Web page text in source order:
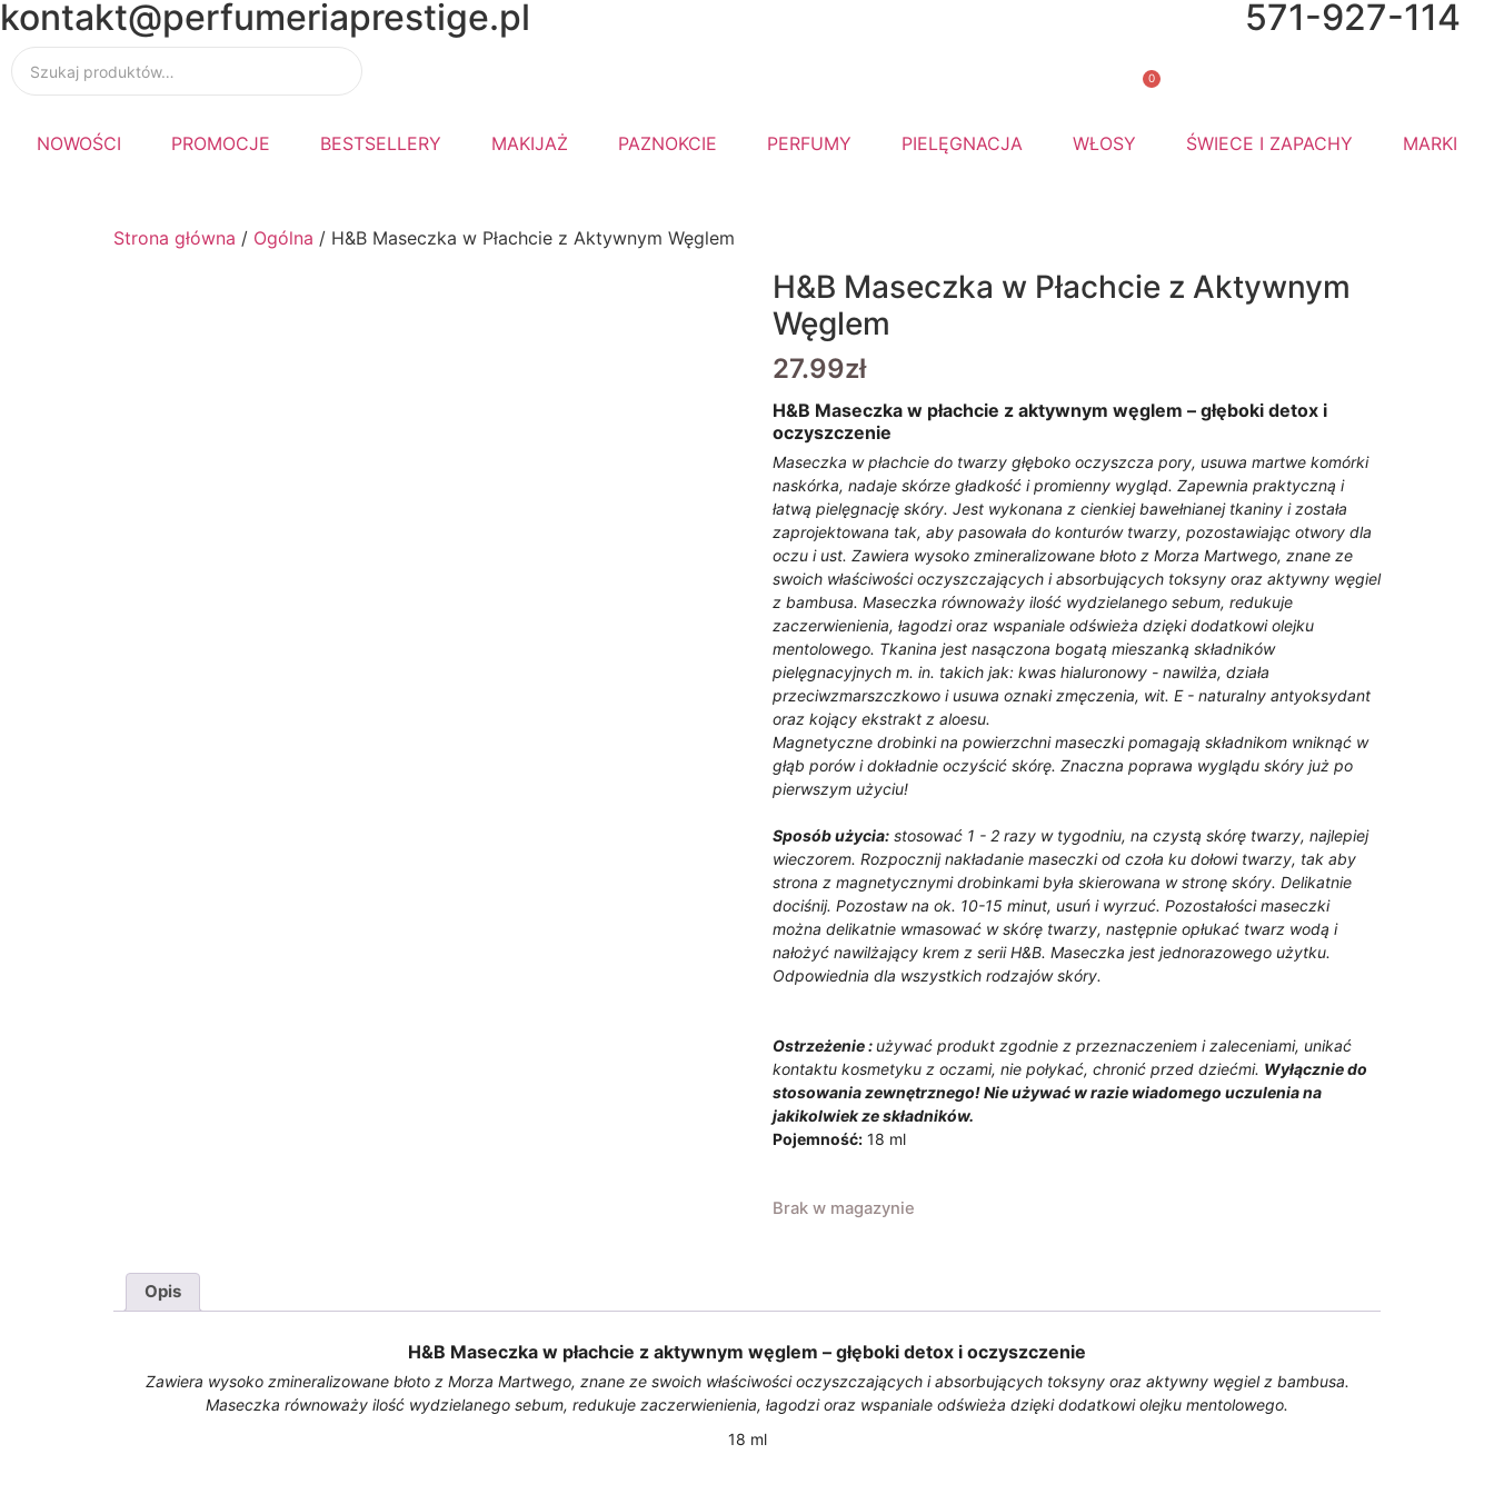
kontakt@perfumeriaprestige.pl
📦 Wysyłka tego samego dnia - zamów do
14:00
571-927-114
0
NOWOŚCI PROMOCJE BESTSELLERY MAKIJAŻ PAZNOKCIE PERFUMY PIELĘGNACJA WŁOSY ŚWIECE I ZAPACHY MARKI
Strona główna / Ogólna / H&B Maseczka w Płachcie z Aktywnym Węglem
H&B Maseczka w Płachcie z Aktywnym
Węglem
27.99zł
H&B Maseczka w płachcie z aktywnym węglem – głęboki detox i
oczyszczenie
Maseczka w płachcie do twarzy głęboko oczyszcza pory, usuwa martwe komórki
naskórka, nadaje skórze gładkość i promienny wygląd. Zapewnia praktyczną i
łatwą pielęgnację skóry. Jest wykonana z cienkiej bawełnianej tkaniny i została
zaprojektowana tak, aby pasowała do konturów twarzy, pozostawiając otwory dla
oczu i ust. Zawiera wysoko zmineralizowane błoto z Morza Martwego, znane ze
swoich właściwości oczyszczających i absorbujących toksyny oraz aktywny węgiel
z bambusa. Maseczka równoważy ilość wydzielanego sebum, redukuje
zaczerwienienia, łagodzi oraz wspaniale odświeża dzięki dodatkowi olejku
mentolowego. Tkanina jest nasączona bogatą mieszanką składników
pielęgnacyjnych m. in. takich jak: kwas hialuronowy - nawilża, działa
przeciwzmarszczkowo i usuwa oznaki zmęczenia, wit. E - naturalny antyoksydant
oraz kojący ekstrakt z aloesu.
Magnetyczne drobinki na powierzchni maseczki pomagają składnikom wniknąć w
głąb porów i dokładnie oczyścić skórę. Znaczna poprawa wyglądu skóry już po
pierwszym użyciu!
Sposób użycia:stosować 1 - 2 razy w tygodniu, na czystą skórę twarzy, najlepiej
wieczorem. Rozpocznij nakładanie maseczki od czoła ku dołowi twarzy, tak aby
strona z magnetycznymi drobinkami była skierowana w stronę skóry. Delikatnie
dociśnij. Pozostaw na ok. 10-15 minut, usuń i wyrzuć. Pozostałości maseczki
można delikatnie wmasować w skórę twarzy, następnie opłukać twarz wodą i
nałożyć nawilżający krem z serii H&B. Maseczka jest jednorazowego użytku.
Odpowiednia dla wszystkich rodzajów skóry.
Ostrzeżenie:używać produkt zgodnie z przeznaczeniem i zaleceniami, unikać
kontaktu kosmetyku z oczami, nie połykać, chronić przed dziećmi. Wyłącznie do
stosowania zewnętrznego! Nie używać w razie wiadomego uczulenia na
jakikolwiek ze składników.
Pojemność:18 ml
Brak w magazynie
Opis
H&B Maseczka w płachcie z aktywnym węglem – głęboki detox i oczyszczenie
Zawiera wysoko zmineralizowane błoto z Morza Martwego, znane ze swoich właściwości oczyszczających i absorbujących toksyny oraz aktywny węgiel z bambusa.
Maseczka równoważy ilość wydzielanego sebum, redukuje zaczerwienienia, łagodzi oraz wspaniale odświeża dzięki dodatkowi olejku mentolowego.
18 ml